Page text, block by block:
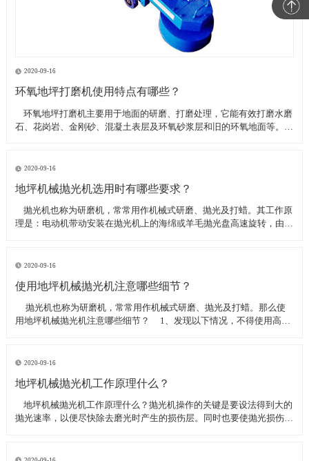
2020-09-16
环氧地坪打磨机使用特点有哪些？
​ 环氧地坪打磨机主要用于地面的研磨、打磨处理，它能有效打磨水磨
石、花岗岩、金刚砂、混凝土表层及环氧砂浆层和旧的环氧地面等。具
地坪工程处理的必备设
2020-09-16
地坪机械抛光机选用时有哪些要求？
​ 抛光机也称为研磨机，常常用作机械式研磨、抛光及打蜡。其工作原
理是：电动机带动安装在抛光机上的海绵或羊毛抛光盘高速旋转，由于
求？
2020-09-16
使用地坪机械抛光机注意哪些细节？
​ 抛光机也称为研磨机，常常用作机械式研磨、抛光及打蜡。那么使
用地坪机械抛光机注意哪些细节？ 1、发现以下情况，不得使用高速
2020-09-16
地坪机械抛光机工作原理什么？
​ 地坪机械抛光机工作原理什么？抛光机操作的关键是要设法得到大的
抛光速率，以便尽快除去磨光时产生的损伤层。同时也要使抛光损伤层
较深；后者要求使用最细的